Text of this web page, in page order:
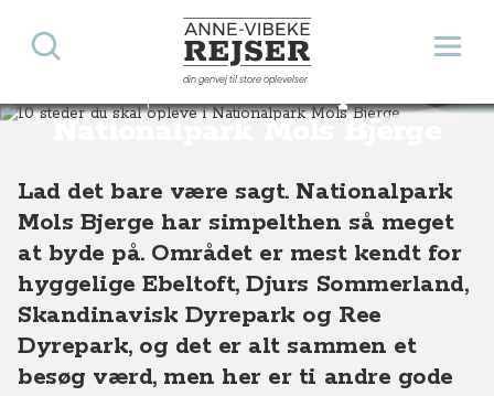
Anne-Vibeke Rejser
din genvej til store oplevelser
Åbn
Søg
10 steder du skal opleve i
Nationalpark Mols Bjerge
Destinationer Europa Danmark 10 steder du skal opleve i Nationalpark Mols Bjerge
Lad det bare være sagt. Nationalpark
Mols Bjerge har simpelthen så meget
at byde på. Området er mest kendt for
hyggelige Ebeltoft, Djurs Sommerland,
Skandinavisk Dyrepark og Ree
Dyrepark, og det er alt sammen et
besøg værd, men her er ti andre gode